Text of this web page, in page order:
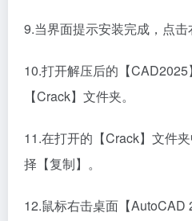
9.当界面提示安装完成，点击
10.打开解压后的【
【Crack】文件夹。
11.在打开的【Crack】文件
择【复制】。
12.鼠标右击桌面【